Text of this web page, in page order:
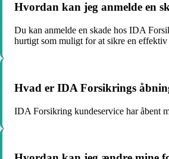
Hvordan kan jeg anmelde en
Du kan anmelde en skade hos IDA
hurtigt som muligt for at sikre en effektiv
Hvad er IDA Forsikrings
IDA Forsikring kundeservice har åbent